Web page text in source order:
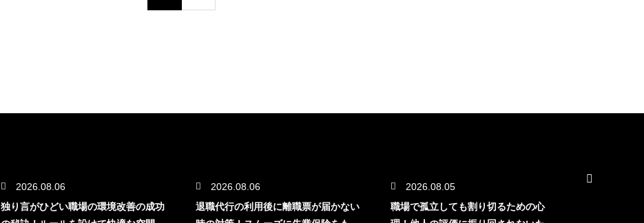
2026.08.06
独り言がひどい職場の環境改善の成功
2026.08.06
退職代行の利用後に離職票が届かない
2026.08.05
職場で孤立しても割り切るための心